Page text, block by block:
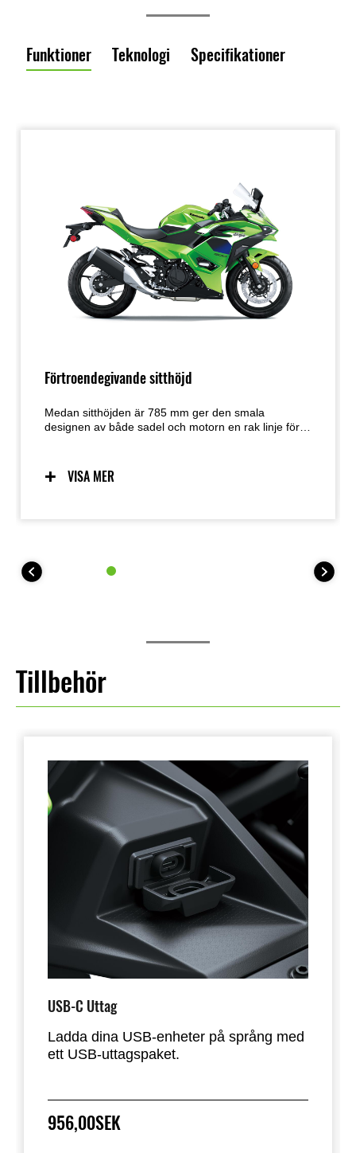
Funktioner Teknologi Specifikationer
Förtroendegivande sitthöjd
Medan sitthöjden är 785 mm ger den smala
designen av både sadel och motorn en rak linje för
offra räckvidden till marken.
VISA MER
Tillbehör
USB-C Uttag
Ladda dina USB-enheter på språng med
ett USB-uttagspaket.
956,00SEK